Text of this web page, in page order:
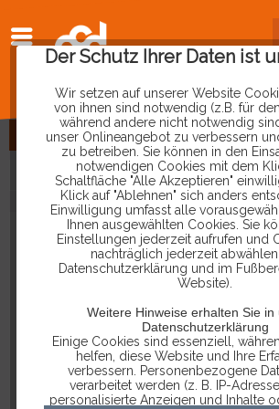
Der Schutz Ihrer Daten ist
Wir setzen auf unserer Website
von ihnen sind notwendig (z.B. für
während andere nicht notwendig
unser Onlineangebot zu verbessern
zu betreiben. Sie können in den
notwendigen Cookies mit dem
Schaltfläche "Alle Akzeptieren"
Klick auf "Ablehnen" sich anders
Einwilligung umfasst alle
Ihnen ausgewählten Cookies. Sie
Einstellungen jederzeit aufrufen und
nachträglich jederzeit
Datenschutzerklärung und im
Website).
Weitere Hinweise erhalten Sie in
Datenschutzerklärung
Einige Cookies sind essenziell,
helfen, diese Website und Ihre
verbessern. Personenbezogene
verarbeitet werden (z. B. IP-
personalisierte Anzeigen und Inhalte
FILTERN